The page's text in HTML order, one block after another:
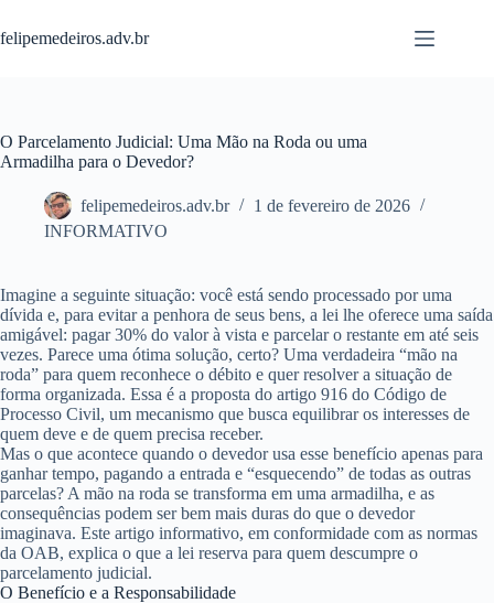
para
o
felipemedeiros.adv.br
O Parcelamento Judicial: Uma Mão na Roda ou uma
Armadilha para o Devedor?
felipemedeiros.adv.br
1 de fevereiro de 2026
INFORMATIVO
Imagine a seguinte situação: você está sendo processado por uma
dívida e, para evitar a penhora de seus bens, a lei lhe oferece uma saída
amigável: pagar 30% do valor à vista e parcelar o restante em até seis
vezes. Parece uma ótima solução, certo? Uma verdadeira “mão na
roda” para quem reconhece o débito e quer resolver a situação de
forma organizada. Essa é a proposta do artigo 916 do Código de
Processo Civil, um mecanismo que busca equilibrar os interesses de
quem deve e de quem precisa receber.
Mas o que acontece quando o devedor usa esse benefício apenas para
ganhar tempo, pagando a entrada e “esquecendo” de todas as outras
parcelas? A mão na roda se transforma em uma armadilha, e as
consequências podem ser bem mais duras do que o devedor
imaginava. Este artigo informativo, em conformidade com as normas
da OAB, explica o que a lei reserva para quem descumpre o
parcelamento judicial.
O Benefício e a Responsabilidade